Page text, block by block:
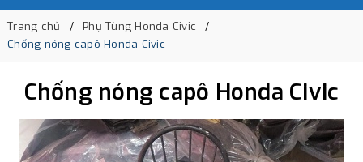
Trang chủ
Phụ Tùng Honda Civic
Chống nóng capô Honda Civic
Chống nóng capô Honda Civic